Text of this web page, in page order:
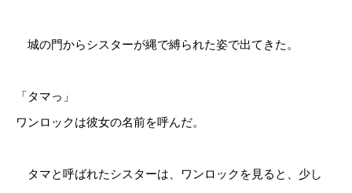
城の門からシスターが縄で縛られた姿で出てきた。
「タマっ」
ワンロックは彼女の名前を呼んだ。
タマと呼ばれたシスターは、ワンロックを見ると、少し